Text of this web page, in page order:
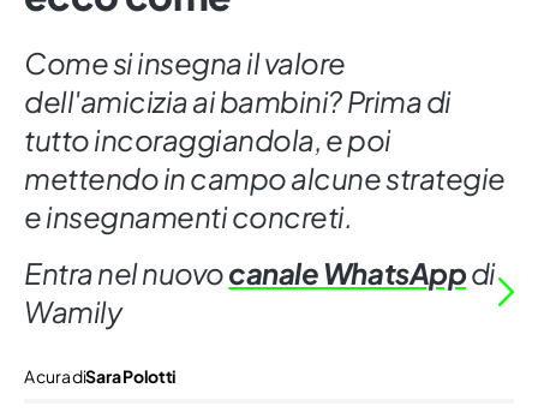
Come si insegna il valore
dell'amicizia ai bambini? Prima di
tutto incoraggiandola, e poi
mettendo in campo alcune strategie
e insegnamenti concreti.
Entra nel nuovocanale WhatsAppdi
Wamily
A cura diSara Polotti